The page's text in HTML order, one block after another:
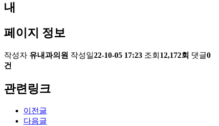
내
페이지 정보
작성자 유내과의원 작성일22-10-05 17:23 조회 12,172회 댓글0
건
관련링크
이전글
다음글